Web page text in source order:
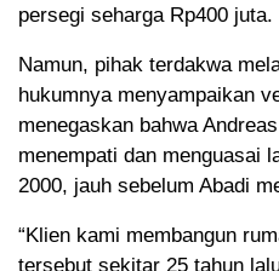
persegi seharga Rp400 juta.
Namun, pihak terdakwa
hukumnya menyampaikan
menegaskan bahwa
menempati dan menguasai
2000, jauh sebelum Abadi
“Klien kami membangun
tersebut sekitar 25 tahun